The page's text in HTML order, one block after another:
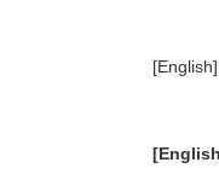
[English]